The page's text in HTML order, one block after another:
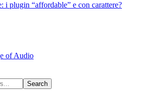
i plugin “affordable” e con carattere?